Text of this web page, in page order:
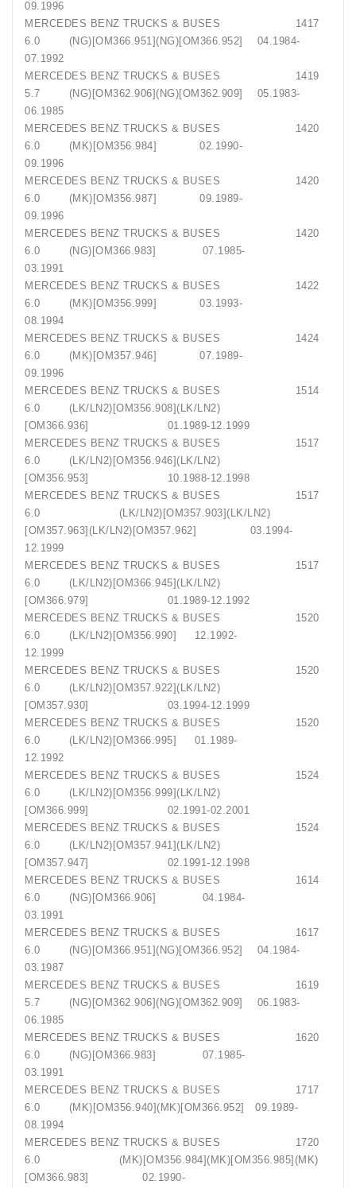
09.1996
MERCEDES BENZ TRUCKS & BUSES 1417
6.0 (NG)[OM366.951](NG)[OM366.952] 04.1984-
07.1992
MERCEDES BENZ TRUCKS & BUSES 1419
5.7 (NG)[OM362.906](NG)[OM362.909] 05.1983-
06.1985
MERCEDES BENZ TRUCKS & BUSES 1420
6.0 (MK)[OM356.984] 02.1990-
09.1996
MERCEDES BENZ TRUCKS & BUSES 1420
6.0 (MK)[OM356.987] 09.1989-
09.1996
MERCEDES BENZ TRUCKS & BUSES 1420
6.0 (NG)[OM366.983] 07.1985-
03.1991
MERCEDES BENZ TRUCKS & BUSES 1422
6.0 (MK)[OM356.999] 03.1993-
08.1994
MERCEDES BENZ TRUCKS & BUSES 1424
6.0 (MK)[OM357.946] 07.1989-
09.1996
MERCEDES BENZ TRUCKS & BUSES 1514
6.0 (LK/LN2)[OM356.908](LK/LN2)
[OM366.936] 01.1989-12.1999
MERCEDES BENZ TRUCKS & BUSES 1517
6.0 (LK/LN2)[OM356.946](LK/LN2)
[OM356.953] 10.1988-12.1998
MERCEDES BENZ TRUCKS & BUSES 1517
6.0 (LK/LN2)[OM357.903](LK/LN2)
[OM357.963](LK/LN2)[OM357.962] 03.1994-
12.1999
MERCEDES BENZ TRUCKS & BUSES 1517
6.0 (LK/LN2)[OM366.945](LK/LN2)
[OM366.979] 01.1989-12.1992
MERCEDES BENZ TRUCKS & BUSES 1520
6.0 (LK/LN2)[OM356.990] 12.1992-
12.1999
MERCEDES BENZ TRUCKS & BUSES 1520
6.0 (LK/LN2)[OM357.922](LK/LN2)
[OM357.930] 03.1994-12.1999
MERCEDES BENZ TRUCKS & BUSES 1520
6.0 (LK/LN2)[OM366.995] 01.1989-
12.1992
MERCEDES BENZ TRUCKS & BUSES 1524
6.0 (LK/LN2)[OM356.999](LK/LN2)
[OM366.999] 02.1991-02.2001
MERCEDES BENZ TRUCKS & BUSES 1524
6.0 (LK/LN2)[OM357.941](LK/LN2)
[OM357.947] 02.1991-12.1998
MERCEDES BENZ TRUCKS & BUSES 1614
6.0 (NG)[OM366.906] 04.1984-
03.1991
MERCEDES BENZ TRUCKS & BUSES 1617
6.0 (NG)[OM366.951](NG)[OM366.952] 04.1984-
03.1987
MERCEDES BENZ TRUCKS & BUSES 1619
5.7 (NG)[OM362.906](NG)[OM362.909] 06.1983-
06.1985
MERCEDES BENZ TRUCKS & BUSES 1620
6.0 (NG)[OM366.983] 07.1985-
03.1991
MERCEDES BENZ TRUCKS & BUSES 1717
6.0 (MK)[OM356.940](MK)[OM366.952] 09.1989-
08.1994
MERCEDES BENZ TRUCKS & BUSES 1720
6.0 (MK)[OM356.984](MK)[OM356.985](MK)
[OM366.983] 02.1990-